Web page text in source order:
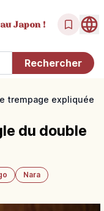
Japon !
trempage expliquée
du double
Nara